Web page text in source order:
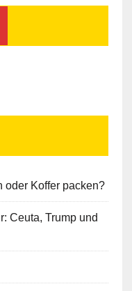
oder Koffer packen?
Ceuta, Trump und